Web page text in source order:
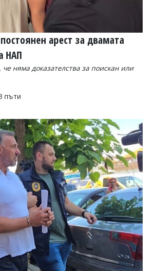
арест за двамата
НАП
няма доказателства за поискан или
пъти